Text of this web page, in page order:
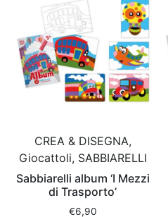
CREA & DISEGNA,
Giocattoli, SABBIARELLI
Sabbiarelli album ‘I Mezzi
di Trasporto’
€6,90